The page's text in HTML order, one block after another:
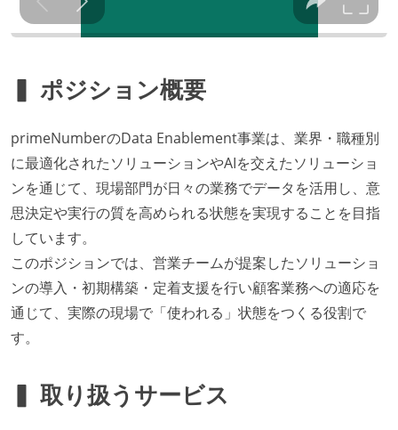
▍ ポジション概要
primeNumberのData Enablement事業は、業界・職種別
に最適化されたソリューションやAIを交えたソリューショ
ンを通じて、現場部門が日々の業務でデータを活用し、意
思決定や実行の質を高められる状態を実現することを目指
しています。
このポジションでは、営業チームが提案したソリューショ
ンの導入・初期構築・定着支援を行い顧客業務への適応を
通じて、実際の現場で「使われる」状態をつくる役割で
す。
▍ 取り扱うサービス